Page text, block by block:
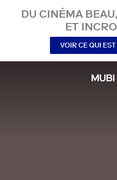
DU CINÉMA
ET
VOIR CE QUI